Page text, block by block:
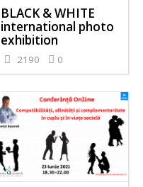
BLACK & WHITE
international photo
exhibition
2190 0